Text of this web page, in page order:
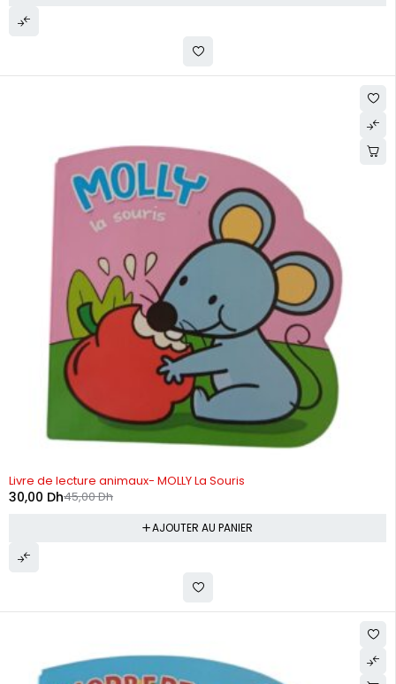
Livre de lecture animaux- MOLLY La Souris
45,00Dh
30,00 Dh
AJOUTER AU PANIER